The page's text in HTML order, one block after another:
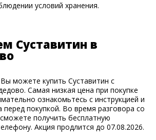
условий хранения.
Суставитин в
можете купить Суставитин с
Самая низкая цена при покупке
ознакомьтесь с инструкцией и
перед покупкой. Во время разговора со
получить бесплатную
Акция продлится до 07.08.2026.